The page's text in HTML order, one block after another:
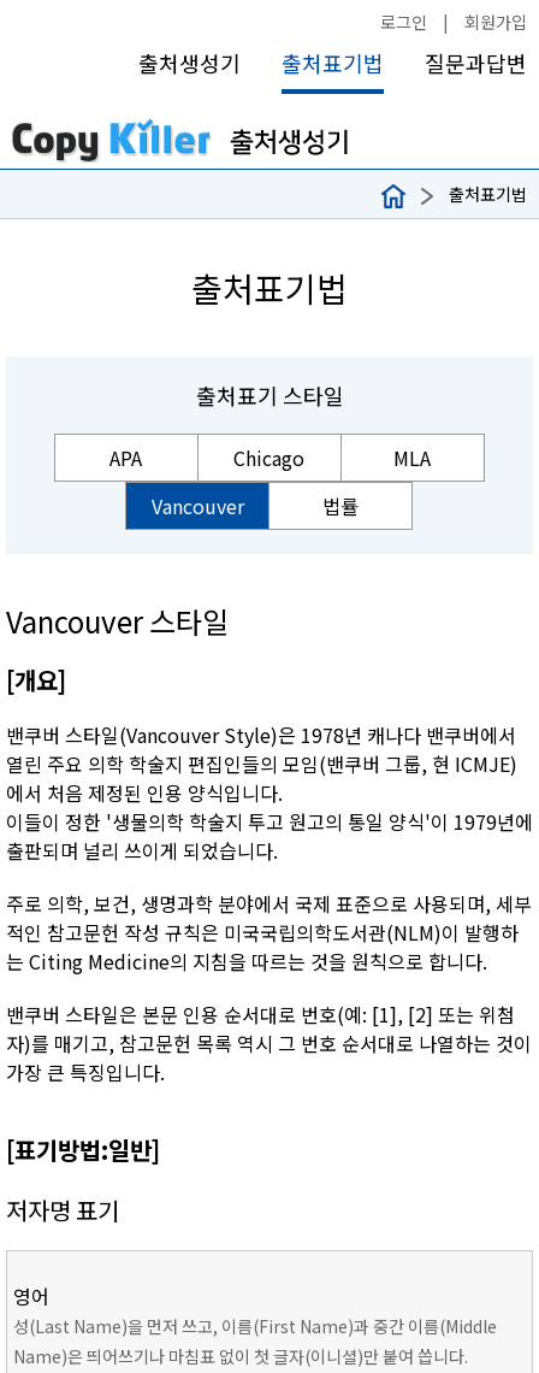
로그인 | 회원가입
출처생성기 출처표기법 질문과답변
출처표기법
출처표기법
출처표기 스타일
APA Chicago
MLA
Vancouver
법률
Vancouver 스타일
[개요]
밴쿠버 스타일(Vancouver Style)은 1978년 캐나다 밴쿠버에서
열린 주요 의학 학술지 편집인들의 모임(밴쿠버 그룹, 현 ICMJE)
에서 처음 제정된 인용 양식입니다.
이들이 정한 '생물의학 학술지 투고 원고의 통일 양식'이 1979년에
출판되며 널리 쓰이게 되었습니다.
주로 의학, 보건, 생명과학 분야에서 국제 표준으로 사용되며, 세부
적인 참고문헌 작성 규칙은 미국국립의학도서관(NLM)이 발행하
는 Citing Medicine의 지침을 따르는 것을 원칙으로 합니다.
밴쿠버 스타일은 본문 인용 순서대로 번호(예: [1], [2] 또는 위첨
자)를 매기고, 참고문헌 목록 역시 그 번호 순서대로 나열하는 것이
가장 큰 특징입니다.
[표기방법:일반]
저자명 표기
영어
성(Last Name)을 먼저 쓰고, 이름(First Name)과 중간 이름(Middle
Name)은 띄어쓰기나 마침표 없이 첫 글자(이니셜)만 붙여 씁니다.